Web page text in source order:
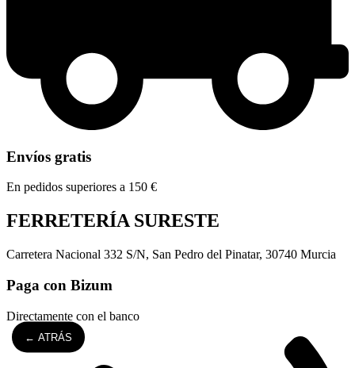
Envíos gratis
En pedidos superiores a 150 €
FERRETERÍA SURESTE
Carretera Nacional 332 S/N, San Pedro del Pinatar, 30740 Murcia
Paga con Bizum
Directamente con el banco
← ATRÁS